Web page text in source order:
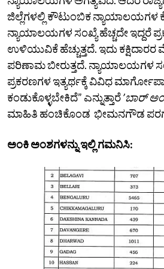
ಜಿಲ್ಲೆಗಳಲ್ಲಿ ಕೌಟುಂಬಿಕ ನ್ಯಾಯಾಲಯಗಳ
ನ್ಯಾಯಾಲಯಗಳ ಸಂಖ್ಯೆ ಹೆಚ್ಚದೇ ಇದ್ದರೆ
ಉಳಿಯುವಿಕೆ ಹೆಚ್ಚುತ್ತದೆ. ಇದು
ಪರಿಣಾಮ ಬೀರುತ್ತದೆ. ನ್ಯಾಯಾಲಯಗಳ
ಪ್ರಕರಣಗಳ ಇತ್ಯರ್ಥಕ್ಕೆ ವಿವಿಧ
ಕಂಡುಕೊಳ್ಳಬೇಕಿದೆ” ಎನ್ನುತ್ತಾರೆʼಬಾರ್‌
ಮಾಹಿತಿ ಹಂಚಿಕೊಂಡ ಭೀಮನಗೌಡ
ಅಂಕಿ ಅಂಶಗಳನ್ನು ಇಲ್ಲಿ ಗಮನಿಸಿ: